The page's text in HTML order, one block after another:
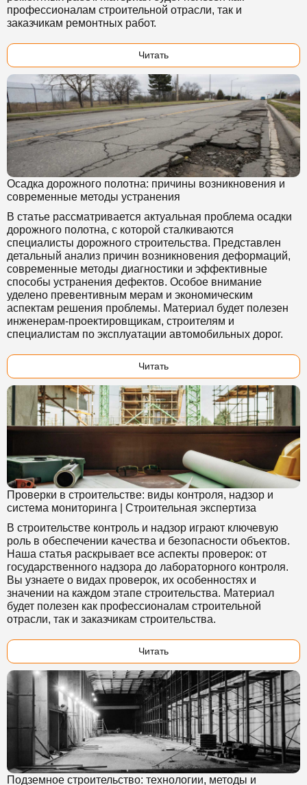
профессионалам строительной отрасли, так и
заказчикам ремонтных работ.
Читать
Осадка дорожного полотна: причины возникновения и
современные методы устранения
В статье рассматривается актуальная проблема осадки
дорожного полотна, с которой сталкиваются
специалисты дорожного строительства. Представлен
детальный анализ причин возникновения деформаций,
современные методы диагностики и эффективные
способы устранения дефектов. Особое внимание
уделено превентивным мерам и экономическим
аспектам решения проблемы. Материал будет полезен
инженерам-проектировщикам, строителям и
специалистам по эксплуатации автомобильных дорог.
Читать
Проверки в строительстве: виды контроля, надзор и
система мониторинга | Строительная экспертиза
В строительстве контроль и надзор играют ключевую
роль в обеспечении качества и безопасности объектов.
Наша статья раскрывает все аспекты проверок: от
государственного надзора до лабораторного контроля.
Вы узнаете о видах проверок, их особенностях и
значении на каждом этапе строительства. Материал
будет полезен как профессионалам строительной
отрасли, так и заказчикам строительства.
Читать
Подземное строительство: технологии, методы и